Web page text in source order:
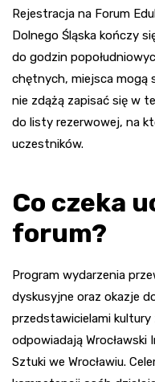
Rejestracja na Forum
Dolnego Śląska kończy
do godzin
chętnych, miejsca mogą
nie zdążą zapisać się w
do listy rezerwowej, na
uczestników.
Co czeka
forum?
Program wydarzenia
dyskusyjne oraz okazje
przedstawicielami kultury
odpowiadają
Sztuki we Wrocławiu.